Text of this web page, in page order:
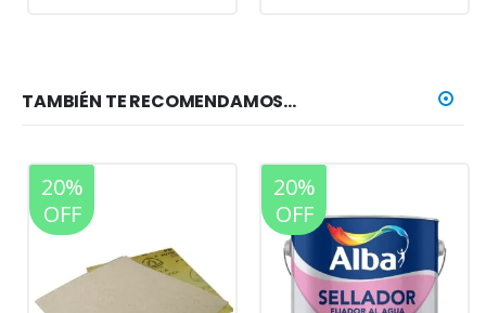
TAMBIÉN TE RECOMENDAMOS…
20%
OFF
20%
OFF